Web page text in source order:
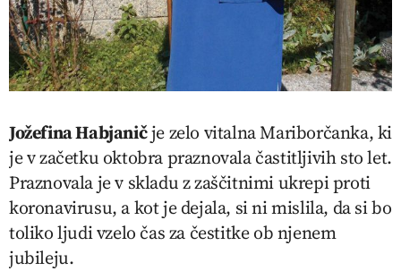
Jožefina Habjaničje zelo vitalna Mariborčanka, ki
je v začetku oktobra praznovala častitljivih sto let.
Praznovala je v skladu z zaščitnimi ukrepi proti
koronavirusu, a kot je dejala, si ni mislila, da si bo
toliko ljudi vzelo čas za čestitke ob njenem
jubileju.